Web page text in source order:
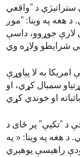
ستراتیژي د "واقعي
د هغه په وینا: "موږ
لارې جوړوو، داسې
به لا پیاوړې
سمبال کړي، او
د "تکیې" پر ځای د
هغه په وینا: « په
راهیسې پوهېږي